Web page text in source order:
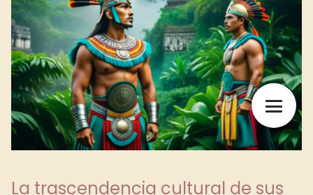
La trascendencia cultural de sus